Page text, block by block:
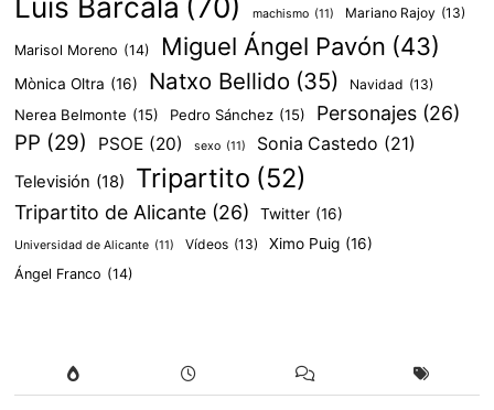
machismo (11) Mariano Rajoy (13)
Marisol Moreno (14) Miguel Ángel Pavón (43)
Mònica Oltra (16) Natxo Bellido (35) Navidad (13)
Nerea Belmonte (15) Pedro Sánchez (15) Personajes (26)
PP (29) PSOE (20) sexo (11) Sonia Castedo (21)
Televisión (18) Tripartito (52)
Tripartito de Alicante (26) Twitter (16)
Universidad de Alicante (11) Vídeos (13) Ximo Puig (16)
Ángel Franco (14)